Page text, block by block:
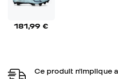
181,99 €
Ce produit n'implique